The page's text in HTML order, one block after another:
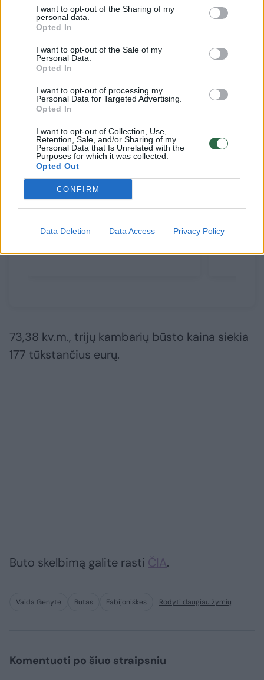
I want to opt-out of the Sharing of my
personal data.
Opted In
I want to opt-out of the Sale of my
Personal Data.
Opted In
I want to opt-out of processing my
Personal Data for Targeted Advertising.
Opted In
I want to opt-out of Collection, Use,
Retention, Sale, and/or Sharing of my
Personal Data that Is Unrelated with the
Purposes for which it was collected.
Opted Out
CONFIRM
Data Deletion Data Access Privacy Policy
centru, kurį automobiliu, ne piko metu galima
pasiekti greičiau nei per 15 minučių.
Susiję straipsniai
Mirė atlikėjos Vaidos
Vaida
73,38 kv.m., trijų kambarių būsto kaina siekia
177 tūkstančius eurų.
Buto skelbimą galite rasti ČIA.
Vaida Genytė Butas Fabijoniškės Rodyti daugiau žymių
Komentuoti po šiuo straipsniu